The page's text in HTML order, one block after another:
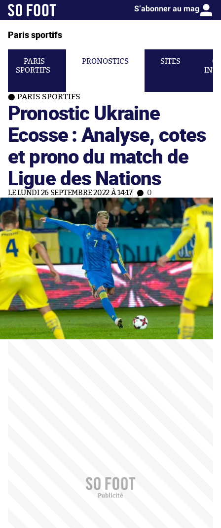
S’abonner au mag
Paris sportifs
PARIS
SPORTIFS
PRONOSTICS SITES
PARIS SPORTIFS
Pronostic Ukraine
Ecosse : Analyse, cotes
et prono du match de
Ligue des Nations
LE LUNDI 26 SEPTEMBRE 2022 À 14:17 0